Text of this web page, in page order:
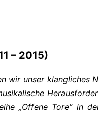
– 2015)
wir unser klangliches
„Offene Tore“ in